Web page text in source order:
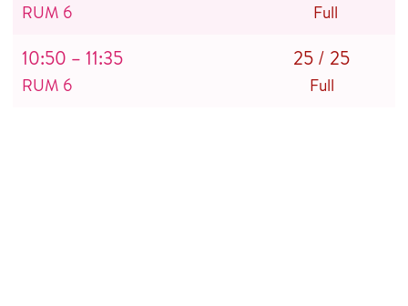
RUM 6 Full
10:50 – 11:35
RUM 6
25 / 25
Full